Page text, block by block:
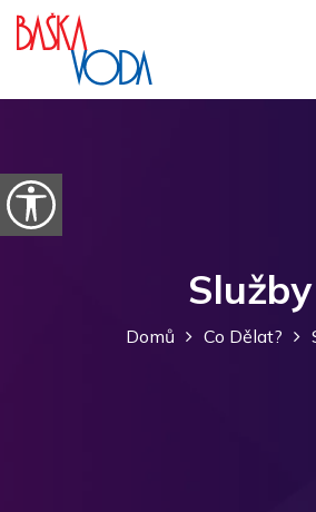
Přeskočit na obsah
Otevřít možnosti usnadnění
Služby
Domů Co Dělat?